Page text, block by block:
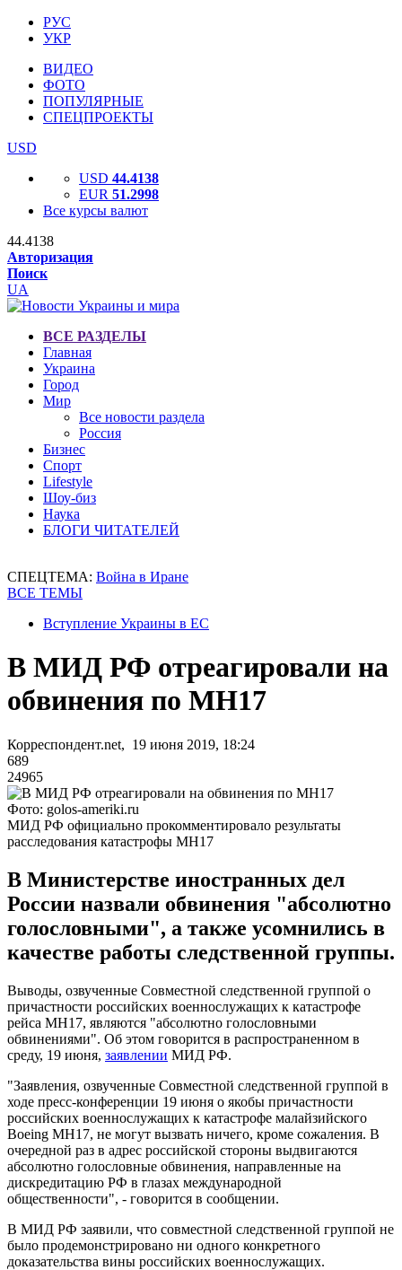
РУС
УКР
ВИДЕО
ФОТО
ПОПУЛЯРНЫЕ
СПЕЦПРОЕКТЫ
USD
USD 44.4138
EUR 51.2998
Все курсы валют
44.4138
Авторизация
Поиск
UA
ВСЕ РАЗДЕЛЫ
Главная
Украина
Город
Мир
Все новости раздела
Россия
Бизнес
Спорт
Lifestyle
Шоу-биз
Наука
БЛОГИ ЧИТАТЕЛЕЙ
СПЕЦТЕМА: Война в Иране
ВСЕ ТЕМЫ
Вступление Украины в ЕС
В МИД РФ отреагировали на
обвинения по MH17
Корреспондент.net, 19 июня 2019, 18:24
689
24965
Фото: golos-ameriki.ru
МИД РФ официально прокомментировало результаты
расследования катастрофы MH17
В Министерстве иностранных дел
России назвали обвинения "абсолютно
голословными", а также усомнились в
качестве работы следственной группы.
Выводы, озвученные Совместной следственной группой о
причастности российских военнослужащих к катастрофе
рейса MH17, являются "абсолютно голословными
обвинениями". Об этом говорится в распространенном в
среду, 19 июня, заявлении МИД РФ.
"Заявления, озвученные Совместной следственной группой в
ходе пресс-конференции 19 июня о якобы причастности
российских военнослужащих к катастрофе малайзийского
Boeing МН17, не могут вызвать ничего, кроме сожаления. В
очередной раз в адрес российской стороны выдвигаются
абсолютно голословные обвинения, направленные на
дискредитацию РФ в глазах международной
общественности", - говорится в сообщении.
В МИД РФ заявили, что совместной следственной группой не
было продемонстрировано ни одного конкретного
доказательства вины российских военнослужащих.